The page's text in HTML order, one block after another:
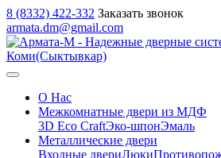
8 (8332) 422-332 Заказать звонок
armata.dm@gmail.com
О Нас
Межкомнатные двери из МДФ
3D Eco CraftЭко-шпонЭмаль
Металлические двери
Входные двериЛюки